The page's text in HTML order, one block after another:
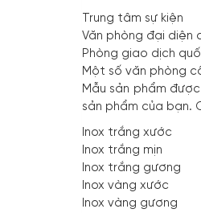
Trung tâm sự kiện
Văn phòng đại diện
Phòng giao dịch
Một số văn phòng
Mẫu sản phẩm
sản phẩm của bạn.
Inox trắng xước
Inox trắng mịn
Inox trắng gương
Inox vàng xước
Inox vàng gương